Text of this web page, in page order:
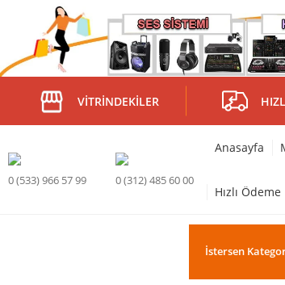
VITRINDEKILER
0 (533) 966 57 99 0 (312) 485 60 00
Anasayfa
Hızlı Ödeme